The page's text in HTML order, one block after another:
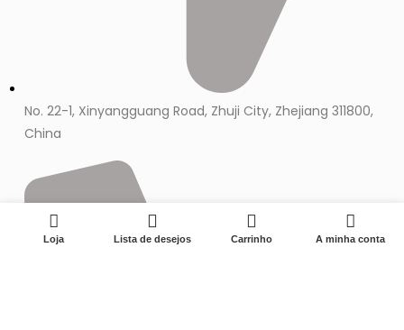
No. 22-1, Xinyangguang Road, Zhuji City, Zhejiang 311800,
China
Loja Lista de desejos Carrinho A minha conta